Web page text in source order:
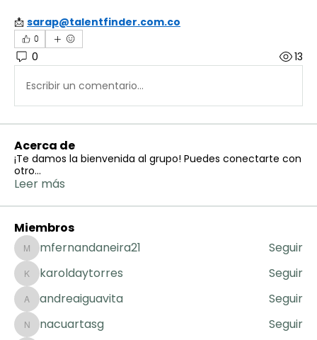
📩 sarap@talentfinder.com.co
0
0 13
Escribir un comentario...
Acerca de
¡Te damos la bienvenida al grupo! Puedes conectarte con
otro...
Leer más
Miembros
mfernandaneira21
mfernandaneira21 Seguir
karoldaytorres
karoldaytorres Seguir
andreaiguavita
andreaiguavita Seguir
nacuartasg
nacuartasg Seguir